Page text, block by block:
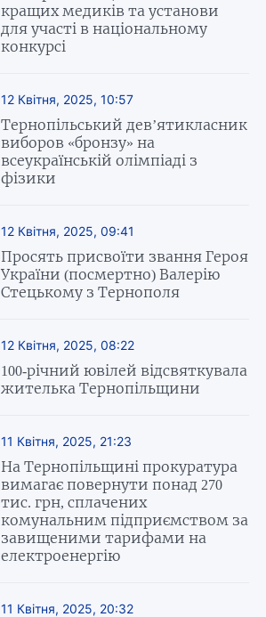
кращих медиків та установи
для участі в національному
конкурсі
12 Квітня, 2025, 10:57
Тернопільський дев’ятикласник
виборов «бронзу» на
всеукраїнській олімпіаді з
фізики
12 Квітня, 2025, 09:41
Просять присвоїти звання Героя
України (посмертно) Валерію
Стецькому з Тернополя
12 Квітня, 2025, 08:22
100-річний ювілей відсвяткувала
жителька Тернопільщини
11 Квітня, 2025, 21:23
На Тернопільщині прокуратура
вимагає повернути понад 270
тис. грн, сплачених
комунальним підприємством за
завищеними тарифами на
електроенергію
11 Квітня, 2025, 20:32